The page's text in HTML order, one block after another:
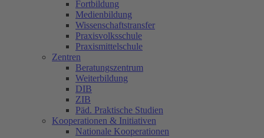
Fortbildung
Medienbildung
Wissenschaftstransfer
Praxisvolksschule
Praxismittelschule
Zentren
Beratungszentrum
Weiterbildung
DIB
ZIB
Päd. Praktische Studien
Kooperationen & Initiativen
Nationale Kooperationen